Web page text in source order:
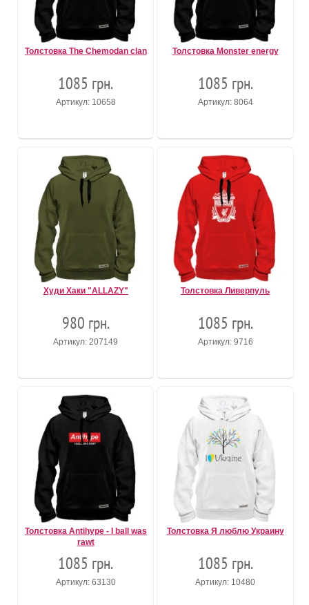
Толстовка The Chemodan clan
1085 грн.
Артикул: 10658
Толстовка Monster energy
1085 грн.
Артикул: 8064
Худи Хаки "ALLAZY"
980 грн.
Артикул: 207149
Толстовка Ливерпуль
1085 грн.
Артикул: 9716
Толстовка Antihype - I ball was
rawt
1085 грн.
Артикул: 63130
Толстовка Я люблю Украину
1085 грн.
Артикул: 10480